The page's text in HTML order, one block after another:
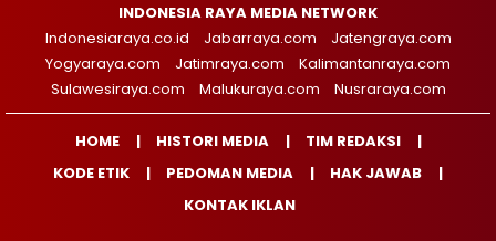
INDONESIA RAYA MEDIA NETWORK
Indonesiaraya.co.id
Jabarraya.com
Jatengraya.com
Yogyaraya.com
Jatimraya.com
Kalimantanraya.com
Sulawesiraya.com
Malukuraya.com Nusraraya.com
HOME HISTORI MEDIA
TIM REDAKSI
KODE ETIK
PEDOMAN MEDIA
HAK JAWAB
KONTAK IKLAN